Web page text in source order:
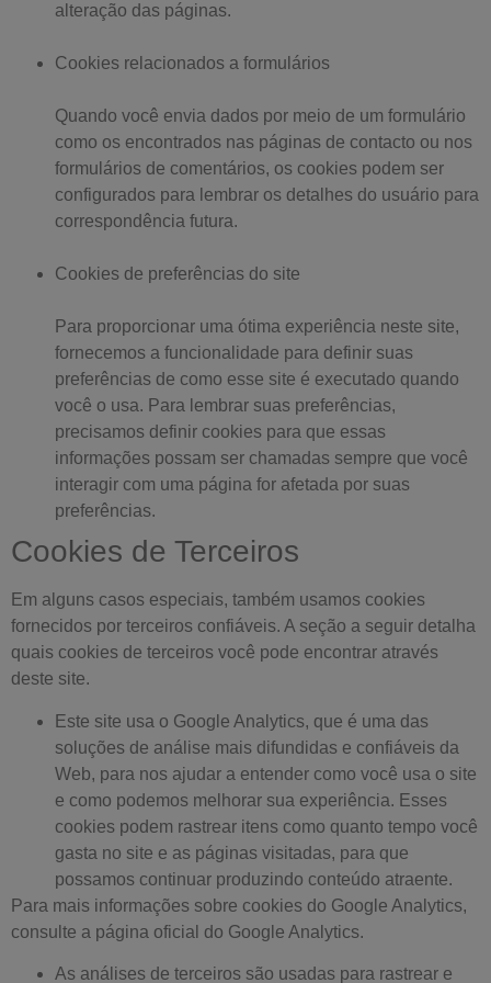
alteração das páginas.
Cookies relacionados a formulários
Quando você envia dados por meio de um formulário
como os encontrados nas páginas de contacto ou nos
formulários de comentários, os cookies podem ser
configurados para lembrar os detalhes do usuário para
correspondência futura.
Cookies de preferências do site
Para proporcionar uma ótima experiência neste site,
fornecemos a funcionalidade para definir suas
preferências de como esse site é executado quando
você o usa. Para lembrar suas preferências,
precisamos definir cookies para que essas
informações possam ser chamadas sempre que você
interagir com uma página for afetada por suas
preferências.
Cookies de Terceiros
Em alguns casos especiais, também usamos cookies
fornecidos por terceiros confiáveis. A seção a seguir detalha
quais cookies de terceiros você pode encontrar através
deste site.
Este site usa o Google Analytics, que é uma das
soluções de análise mais difundidas e confiáveis ​​da
Web, para nos ajudar a entender como você usa o site
e como podemos melhorar sua experiência. Esses
cookies podem rastrear itens como quanto tempo você
gasta no site e as páginas visitadas, para que
possamos continuar produzindo conteúdo atraente.
Para mais informações sobre cookies do Google Analytics,
consulte a página oficial do Google Analytics.
As análises de terceiros são usadas para rastrear e